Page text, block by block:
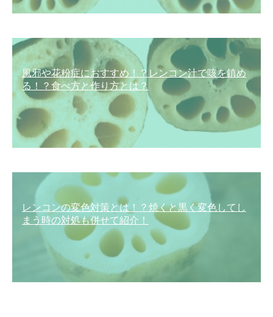
風邪や花粉症におすすめ！？レンコン汁で咳を鎮め
る！？食べ方と作り方とは？
レンコンの変色対策とは！？焼くと黒く変色してし
まう時の対処も併せて紹介！